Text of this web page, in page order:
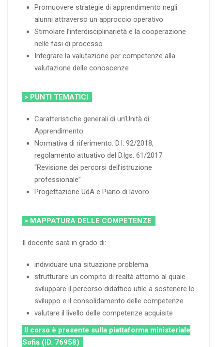
Promuovere strategie di apprendimento negli
alunni attraverso un approccio operativo
Stimolare l’interdisciplinarietà e la cooperazione
nelle fasi di processo
Integrare la valutazione per competenze alla
valutazione delle conoscenze
> PUNTI TEMATICI
Caratteristiche generali di un’Unità di
Apprendimento
Normativa di riferimento: D.I. 92/2018,
regolamento attuativo del D.lgs. 61/2017
“Revisione dei percorsi dell’istruzione
professionale”
Progettazione UdA e Piano di lavoro.
> MAPPATURA DELLE COMPETENZE
Il docente sarà in grado di:
individuare una situazione problema
strutturare un compito di realtà attorno al quale
sviluppare il percorso didattico utile a sostenere lo
sviluppo e il consolidamento delle competenze
valutare il livello delle competenze acquisite
Il corso è presente sulla piattaforma ministeriale
Sofia (ID. 76958)